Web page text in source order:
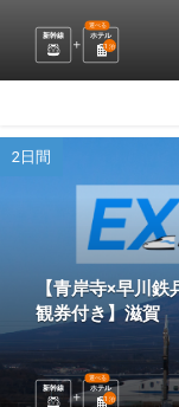
新幹線 ホテル
選べる
1 泊
2日間
【青岸寺×早川
観券付き】滋賀
新幹線 ホテル
選べる
1 泊